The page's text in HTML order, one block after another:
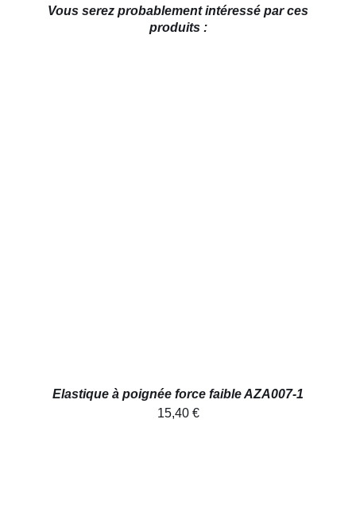
Vous serez probablement intéressé par ces
produits :
Elastique à poignée force faible AZA007-1
15,40 €